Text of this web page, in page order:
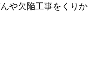
欠陥工事をくり